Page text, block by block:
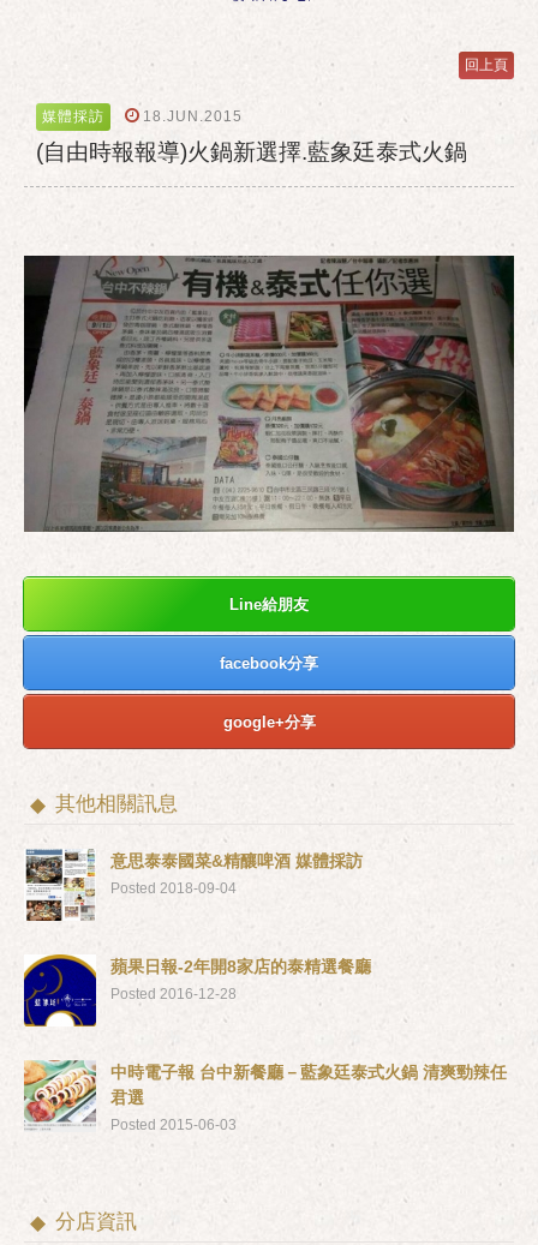
回上頁
媒體採訪 18.JUN.2015
(自由時報報導)火鍋新選擇.藍象廷泰式火鍋
Line給朋友
facebook分享
google+分享
其他相關訊息
意思泰泰國菜&精釀啤酒 媒體採訪
Posted 2018-09-04
蘋果日報-2年開8家店的泰精選餐廳
Posted 2016-12-28
中時電子報 台中新餐廳－藍象廷泰式火鍋 清爽勁辣任
君選
Posted 2015-06-03
分店資訊